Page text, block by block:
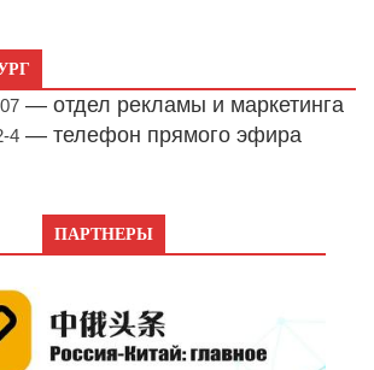
— отдел рекламы и маркетинга
4 — телефон прямого эфира
ПАРТНЕРЫ